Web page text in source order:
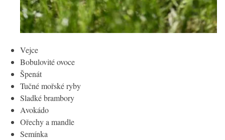
Vejce
Bobulovité ovoce
Špenát
Tučné mořské ryby
Sladké brambory
Avokádo
Ořechy a mandle
Semínka